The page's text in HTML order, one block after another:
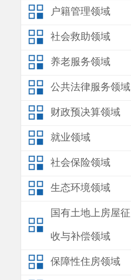
户籍管理领域
社会救助领域
养老服务领域
公共法律服务领域
财政预决算领域
就业领域
社会保险领域
生态环境领域
国有土地上房屋征
收与补偿领域
保障性住房领域